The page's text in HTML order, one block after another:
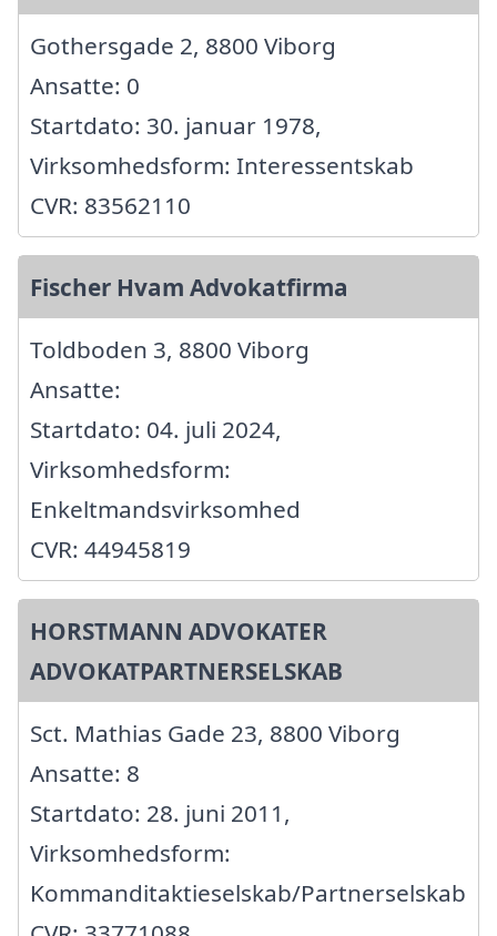
Gothersgade 2, 8800 Viborg
Ansatte: 0
Startdato: 30. januar 1978,
Virksomhedsform: Interessentskab
CVR: 83562110
Fischer Hvam Advokatfirma
Toldboden 3, 8800 Viborg
Ansatte:
Startdato: 04. juli 2024,
Virksomhedsform:
Enkeltmandsvirksomhed
CVR: 44945819
HORSTMANN ADVOKATER
ADVOKATPARTNERSELSKAB
Sct. Mathias Gade 23, 8800 Viborg
Ansatte: 8
Startdato: 28. juni 2011,
Virksomhedsform:
Kommanditaktieselskab/Partnerselskab